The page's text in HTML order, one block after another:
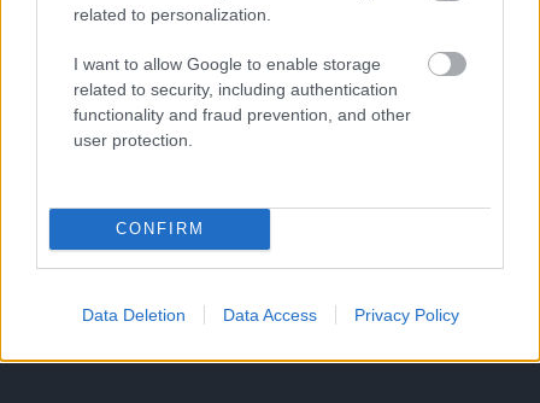
related to personalization.
I want to allow Google to enable storage
related to security, including authentication
functionality and fraud prevention, and other
user protection.
CONFIRM
Data Deletion Data Access Privacy Policy